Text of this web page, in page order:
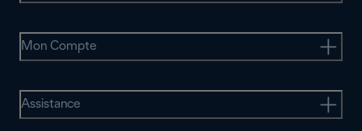
Mon Compte
Assistance